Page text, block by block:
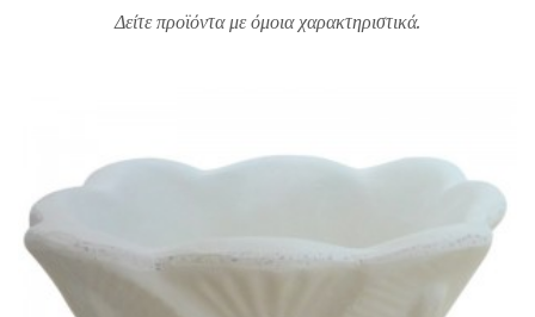
Δείτε προϊόντα με όμοια χαρακτηριστικά.